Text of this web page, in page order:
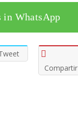
in WhatsApp
Compartir